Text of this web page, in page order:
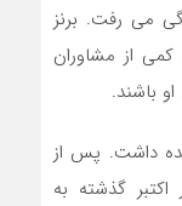
می رفت. برنز
از مشاوران
باشند.
داشت. پس از
اکتبر گذشته به